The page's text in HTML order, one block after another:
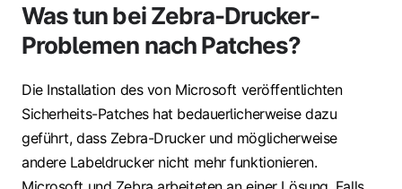
Was tun bei Zebra-Drucker-
Problemen nach Patches?
Die Installation des von Microsoft veröffentlichten
Sicherheits-Patches hat bedauerlicherweise dazu
geführt, dass Zebra-Drucker und möglicherweise
andere Labeldrucker nicht mehr funktionieren.